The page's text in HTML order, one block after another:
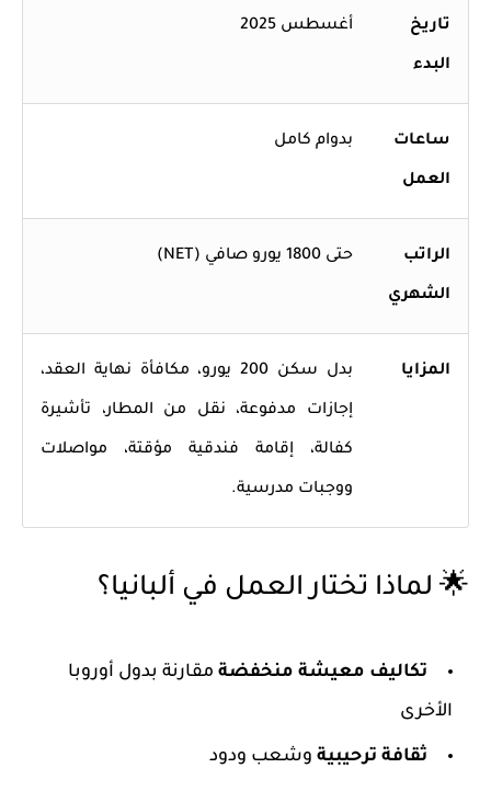
تاريخ
البدء
أغسطس 2025
ساعات
العمل
بدوام كامل
الراتب
الشهري
حتى 1800 يورو صافي (NET)
المزايا بدل سكن 200 يورو، مكافأة نهاية العقد،
إجازات مدفوعة، نقل من المطار، تأشيرة
كفالة، إقامة فندقية مؤقتة، مواصلات
ووجبات مدرسية.
🌟 لماذا تختار العمل في ألبانيا؟
تكاليف معيشة منخفضة مقارنة بدول أوروبا
الأخرى
ثقافة ترحيبية وشعب ودود